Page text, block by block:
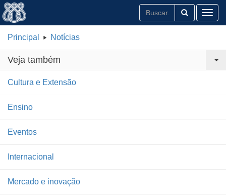
Principal Notícias
Veja também
Cultura e Extensão
Ensino
Eventos
Internacional
Mercado e inovação